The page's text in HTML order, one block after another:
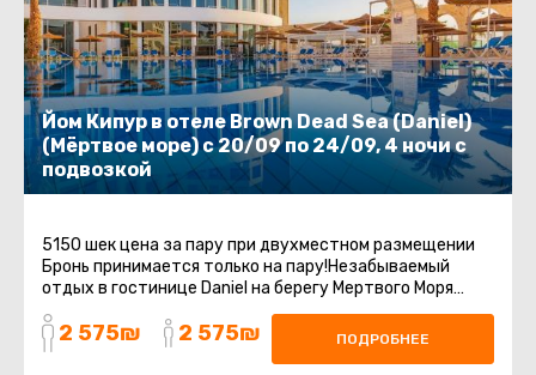
Йом Кипур в отеле Brown Dead Sea (Daniel)
(Мёртвое море) с 20/09 по 24/09, 4 ночи с
подвозкой
5150 шек цена за пару при двухместном размещении
Бронь принимается только на пару!Незабываемый
отдых в гостинице Daniel на берегу Мертвого Моря
включает групповой трансфер ...
2 575₪ 2 575₪ ПОДРОБНЕЕ